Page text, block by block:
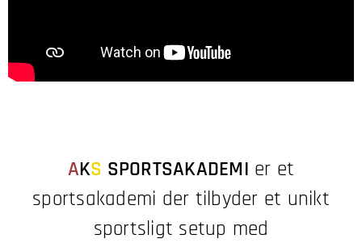
AKS SPORTSAKADEMI er et
sportsakademi der tilbyder et unikt
sportsligt setup med